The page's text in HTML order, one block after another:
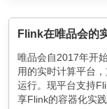
Flink在唯品会的
唯品会自2017年开
用的实时计算平台
运行。现平台支持
享Flink的容器化实